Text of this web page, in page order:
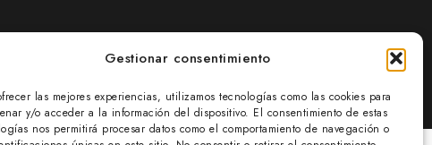
Gestionar consentimiento
las mejores experiencias, utilizamos tecnologías como las cookies para
y/o acceder a la información del dispositivo. El consentimiento de estas
nos permitirá procesar datos como el comportamiento de navegación o